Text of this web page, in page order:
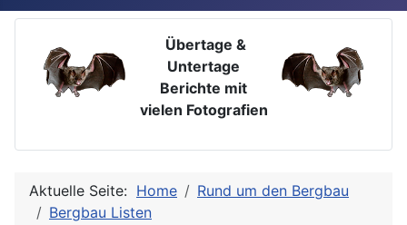
Übertage &
Untertage
Berichte mit
vielen Fotografien
Aktuelle Seite: Home
Rund um den Bergbau
Bergbau Listen